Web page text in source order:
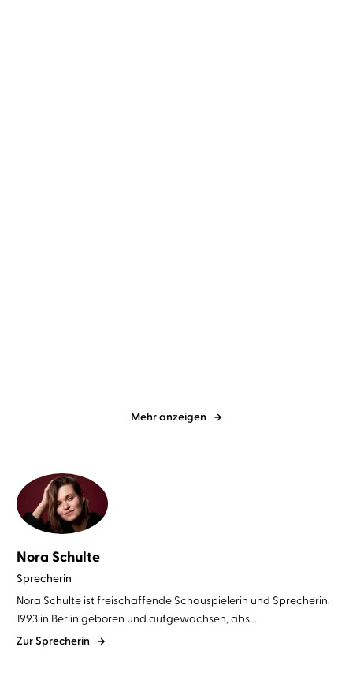
Mehr anzeigen
Nora Schulte
Sprecherin
Nora Schulte ist freischaffende Schauspielerin und Sprecherin.
1993 in Berlin geboren und aufgewachsen, abs ...
Zur Sprecherin